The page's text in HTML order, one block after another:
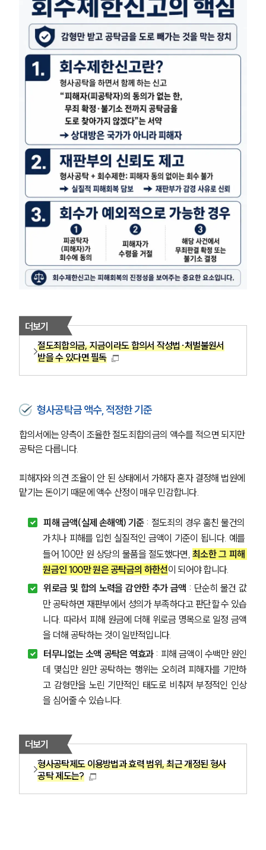
그룹소개
그룹소개
더보기
절도죄합의금, 지금이라도 합의서 작성법·처벌불원서
받을 수 있다면 필독
형사공탁금 액수, 적정한 기준
합의서에는 양측이 조율한 절도죄합의금의 액수를 적으면 되지만
공탁은 다릅니다.
피해자와 의견 조율이 안 된 상태에서 가해자 혼자 결정해 법원에
맡기는 돈이기 때문에 액수 산정이 매우 민감합니다.
피해 금액(실제 손해액) 기준 : 절도죄의 경우 훔친 물건의
가치나 피해를 입힌 실질적인 금액이 기준이 됩니다. 예를
들어 100만 원 상당의 물품을 절도했다면, 최소한 그 피해
원금인 100만 원은 공탁금의 하한선이 되어야 합니다.
위로금 및 합의 노력을 감안한 추가 금액 : 단순히 물건 값
만 공탁하면 재판부에서 성의가 부족하다고 판단할 수 있습
니다. 따라서 피해 원금에 더해 위로금 명목으로 일정 금액
을 더해 공탁하는 것이 일반적입니다.
터무니없는 소액 공탁은 역효과 : 피해 금액이 수백만 원인
데 몇십만 원만 공탁하는 행위는 오히려 피해자를 기만하
고 감형만을 노린 기만적인 태도로 비춰져 부정적인 인상
을 심어줄 수 있습니다.
더보기
형사공탁제도 이용방법과 효력 범위, 최근 개정된 형사
공탁 제도는?